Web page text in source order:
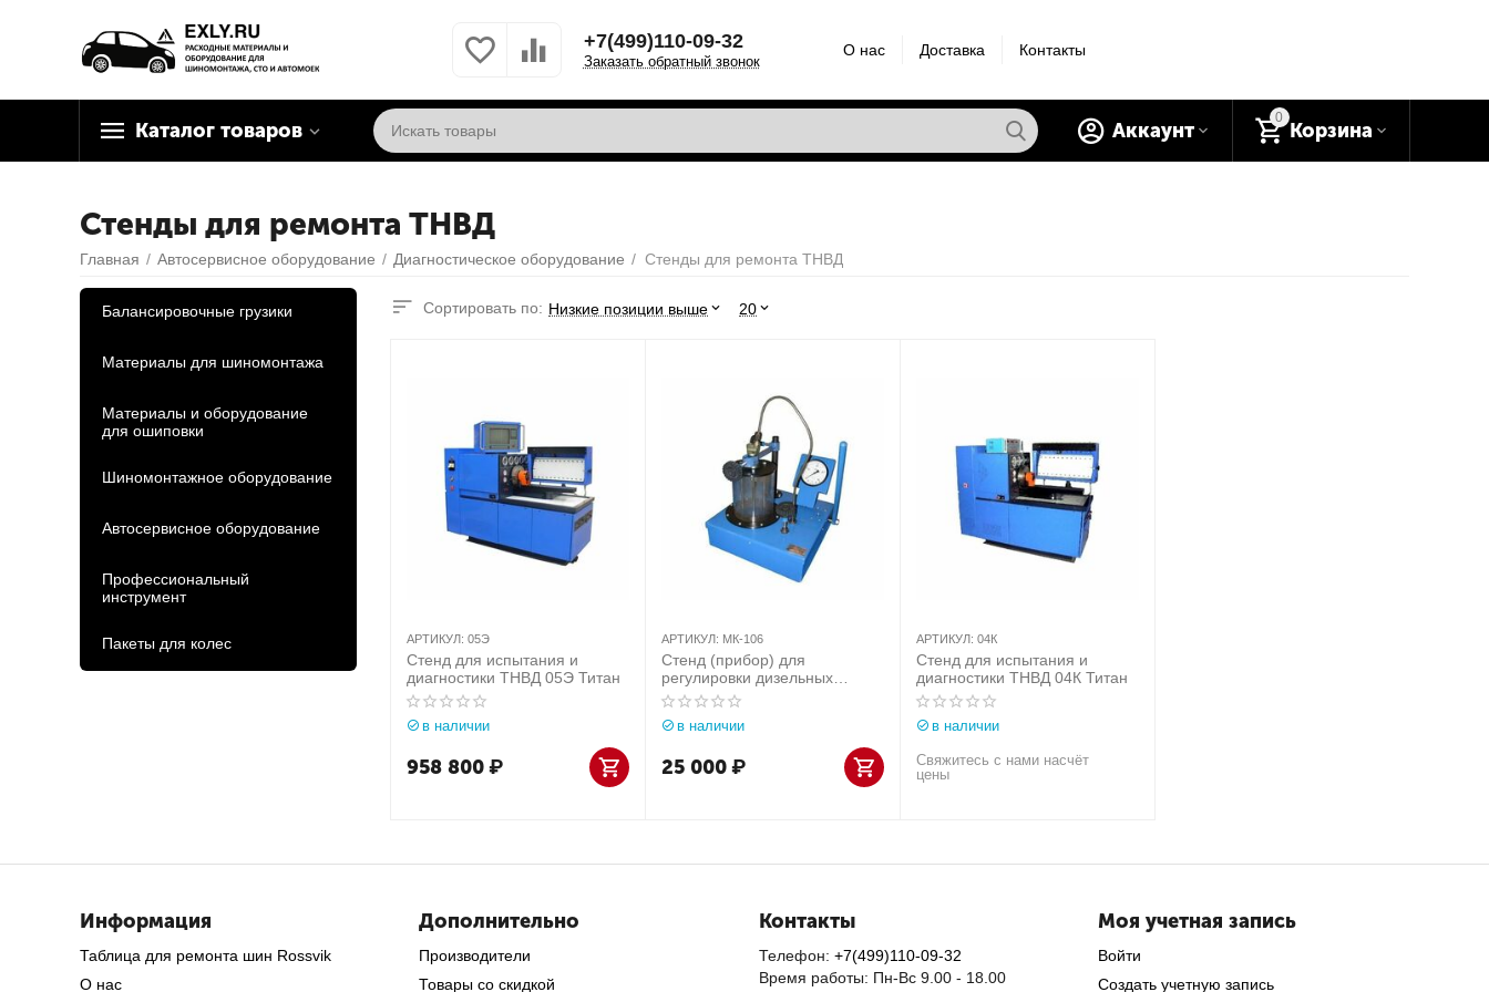
+7(499)110-09-32
Заказать обратный звонок
О нас Доставка Контакты
Каталог товаров
0
Корзина
Аккаунт
Стенды для ремонта ТНВД
Главная / Автосервисное оборудование / Диагностическое оборудование / Стенды для ремонта ТНВД
Сортировать по: Низкие позиции выше 20
АРТИКУЛ: 05Э
Стенд для испытания и
диагностики ТНВД 05Э Титан
в наличии
958 800₽
АРТИКУЛ: МК-106
Стенд (прибор) для
регулировки дизельных
форсунок МК-106
в наличии
25 000₽
АРТИКУЛ: 04К
Стенд для испытания и
диагностики ТНВД 04К Титан
в наличии
Свяжитесь с нами насчёт
цены
Балансировочные грузики
Материалы для шиномонтажа
Материалы и оборудование
для ошиповки
Шиномонтажное оборудование
Автосервисное оборудование
Профессиональный
инструмент
Пакеты для колес
Информация
Таблица для ремонта шин Rossvik
О нас
Дополнительно
Производители
Товары со скидкой
Контакты
Телефон: +7(499)110-09-32
Время работы: Пн-Вс 9.00 - 18.00
Моя учетная запись
Войти
Создать учетную запись